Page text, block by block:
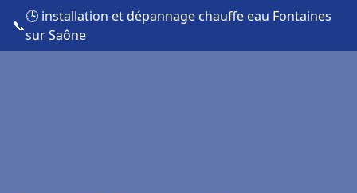
📞
🕒 installation et dépannage chauffe eau Fontaines
sur Saône